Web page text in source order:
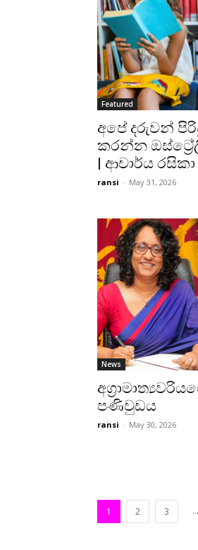
Featured
අපේ දරුවන්
කරන්න
| ආචාර්ය
ransi - May 31, 2026
News
පණිවුඩය
ransi - May 30, 2026
1 2 3 ...